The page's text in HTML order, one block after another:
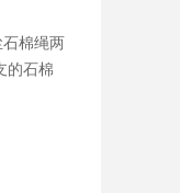
棉绳两
的石棉